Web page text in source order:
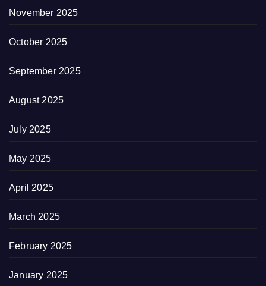
November 2025
October 2025
September 2025
August 2025
July 2025
May 2025
April 2025
March 2025
February 2025
January 2025